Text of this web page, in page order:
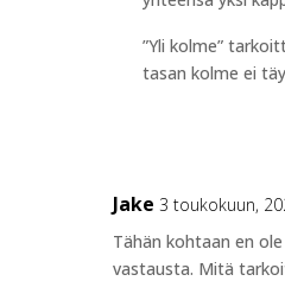
”Yli kolme”
tasan kolme ei
Jake 3 toukokuun,
Tähän kohtaan en
vastausta. Mitä